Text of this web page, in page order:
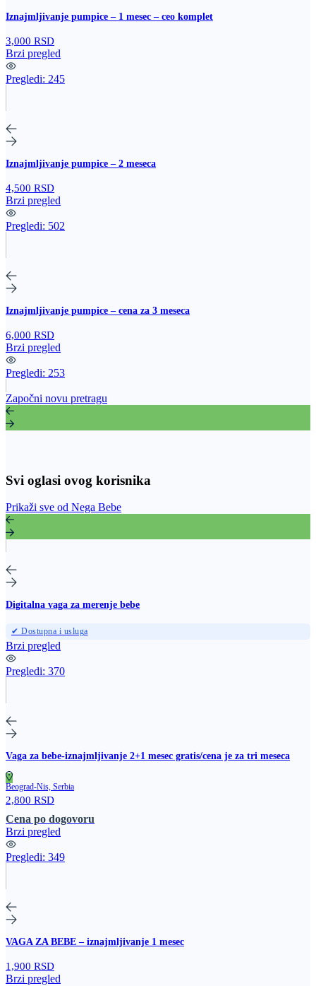
Iznajmljivanje pumpice – 1 mesec – ceo komplet
3,000 RSD
Brzi pregled
Pregledi: 245
Iznajmljivanje pumpice – 2 meseca
4,500 RSD
Brzi pregled
Pregledi: 502
Iznajmljivanje pumpice – cena za 3 meseca
6,000 RSD
Brzi pregled
Pregledi: 253
Započni novu pretragu
Svi oglasi ovog korisnika
Prikaži sve od Nega Bebe
Digitalna vaga za merenje bebe
✔ Dostupna i usluga
Brzi pregled
Pregledi: 370
Vaga za bebe-iznajmljivanje 2+1 mesec gratis/cena je za tri meseca
Beograd-Nis, Serbia
2,800 RSD
Cena po dogovoru
Brzi pregled
Pregledi: 349
VAGA ZA BEBE – iznajmljivanje 1 mesec
1,900 RSD
Brzi pregled